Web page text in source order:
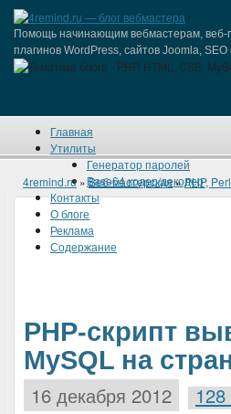
Помощь начинающим вебмастерам, веб-
плагинов WordPress, сайтов Joomla,
Главная
Утилиты
Генератор паролей
Base64 кодер/декодер
Контакты
О блоге
Реклама
Содержание
4remind.ru »Веб-мастерская»PHP, Perl
PHP-скрипт
MySQL на
16 декабря 2012